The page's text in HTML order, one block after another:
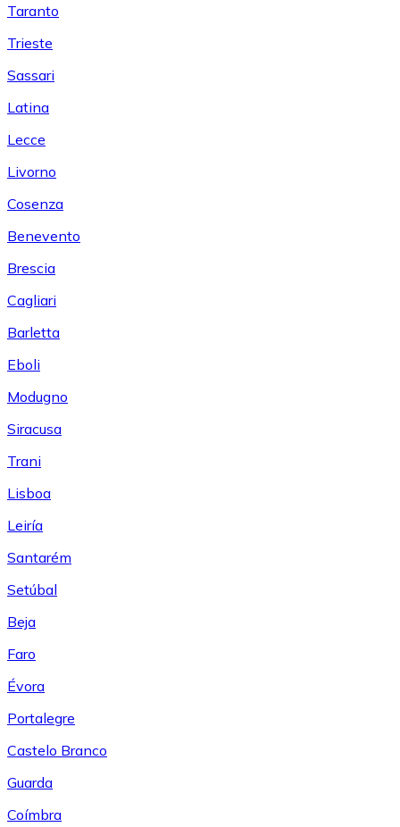
Taranto
Trieste
Sassari
Latina
Lecce
Livorno
Cosenza
Benevento
Brescia
Cagliari
Barletta
Eboli
Modugno
Siracusa
Trani
Lisboa
Leiría
Santarém
Setúbal
Beja
Faro
Évora
Portalegre
Castelo Branco
Guarda
Coímbra